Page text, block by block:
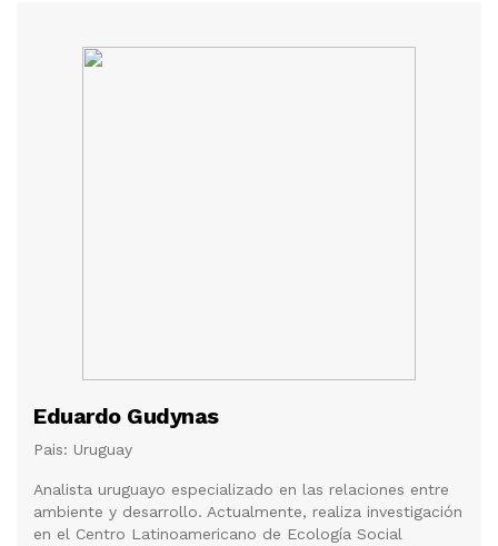
Eduardo Gudynas
Pais: Uruguay
Analista uruguayo especializado en las relaciones entre
ambiente y desarrollo. Actualmente, realiza investigación
en el Centro Latinoamericano de Ecología Social